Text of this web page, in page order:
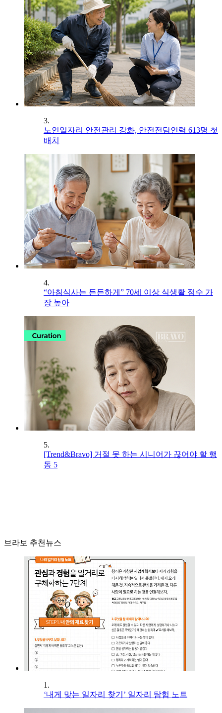
3.
노인일자리 안전관리 강화, 안전전담인력 613명 첫
배치
4.
“아침식사는 든든하게” 70세 이상 식생활 점수 가
장 높아
5.
[Trend&Bravo] 거절 못 하는 시니어가 끊어야 할 행
동 5
브라보 추천뉴스
1.
‘내게 맞는 일자리 찾기’ 일자리 탐험 노트